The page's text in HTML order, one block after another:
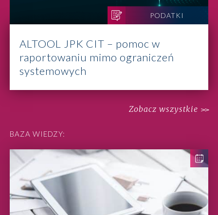
PODATKI
ALTOOL JPK CIT – pomoc w
raportowaniu mimo ograniczeń
systemowych
Zobacz wszystkie
BAZA WIEDZY: